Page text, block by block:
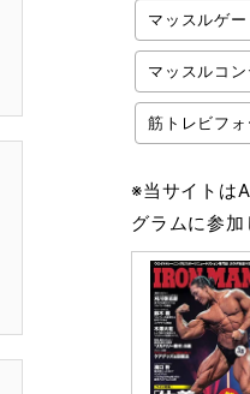
マッスルゲー
マッスルコン
筋トレビフ
※当サイトは
グラムに参